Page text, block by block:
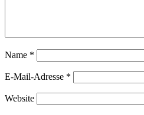
Name *
E-Mail-Adresse *
Website